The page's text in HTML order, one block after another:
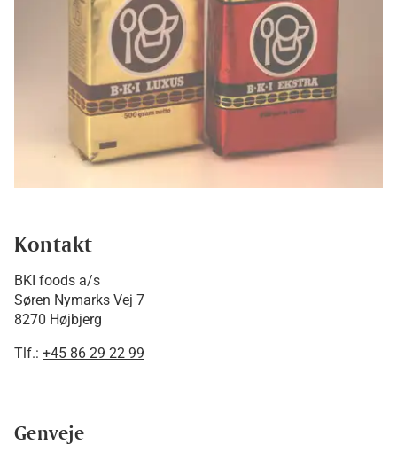
Kontakt
BKI foods a/s
Søren Nymarks Vej 7
8270 Højbjerg
Tlf.: +45 86 29 22 99
Genveje